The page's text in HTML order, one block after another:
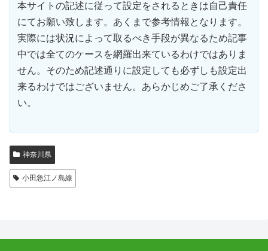
本サイトの記述に従って設定をされるときは自己責任
にてお願い致します。あくまで参考情報となります。
実際には状況によって取るべき手段が異なるため記事
中では全てのケースを網羅出来ているわけではありま
せん。そのため記述通りに設定しても必ずしも設定出
来るわけではございません。あらかじめご了承くださ
い。
神奈川県
小田急江ノ島線